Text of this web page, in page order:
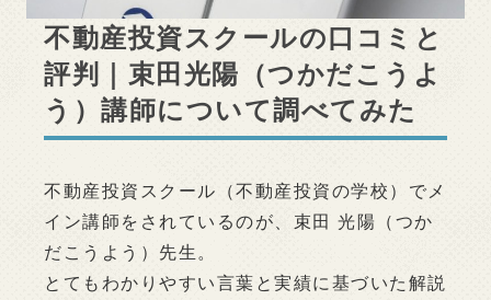
不動産投資スクールの口コミと
評判｜束田光陽（つかだこうよ
う）講師について調べてみた
不動産投資スクール（不動産投資の学校）でメ
イン講師をされているのが、束田 光陽（つか
だこうよう）先生。
とてもわかりやすい言葉と実績に基づいた解説